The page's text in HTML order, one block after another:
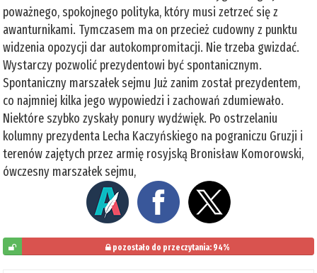
poważnego, spokojnego polityka, który musi zetrzeć się z
awanturnikami. Tymczasem ma on przecież cudowny z punktu
widzenia opozycji dar autokompromitacji. Nie trzeba gwizdać.
Wystarczy pozwolić prezydentowi być spontanicznym.
Spontaniczny marszałek sejmu Już zanim został prezydentem,
co najmniej kilka jego wypowiedzi i zachowań zdumiewało.
Niektóre szybko zyskały ponury wydźwięk. Po ostrzelaniu
kolumny prezydenta Lecha Kaczyńskiego na pograniczu Gruzji i
terenów zajętych przez armię rosyjską Bronisław Komorowski,
ówczesny marszałek sejmu,
pozostało do przeczytania: 94%